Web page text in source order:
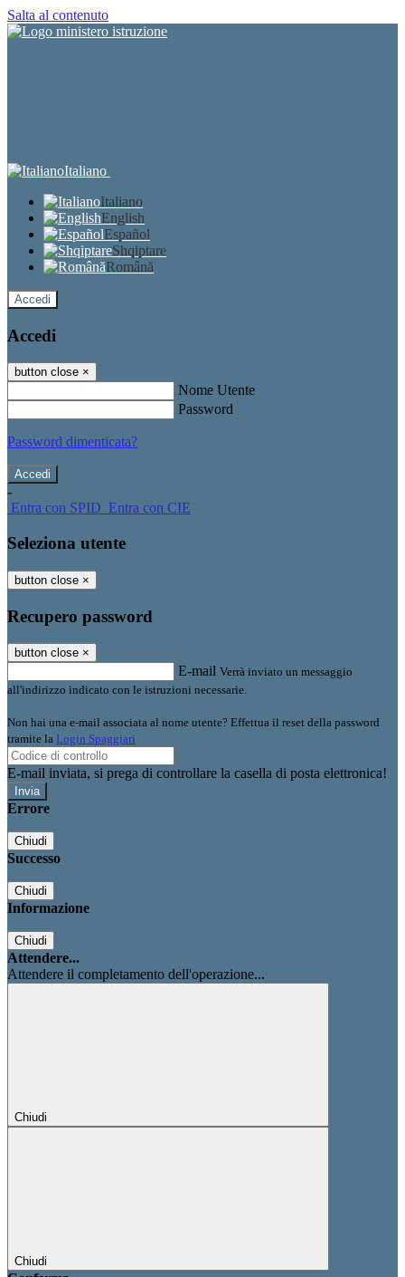
Salta al contenuto
Italiano
Italiano
English
Español
Shqiptare
Română
Accedi
Accedi
button close ×
Nome Utente
Password
Password dimenticata?
-
Entra con SPID Entra con CIE
Seleziona utente
button close ×
Recupero password
button close ×
E-mail Verrà inviato un messaggio
all'indirizzo indicato con le istruzioni necessarie.
Non hai una e-mail associata al nome utente? Effettua il reset della password
tramite la Login Spaggiari
E-mail inviata, si prega di controllare la casella di posta elettronica!
Errore
Chiudi
Successo
Chiudi
Informazione
Chiudi
Attendere...
Attendere il completamento dell'operazione...
Chiudi
Chiudi